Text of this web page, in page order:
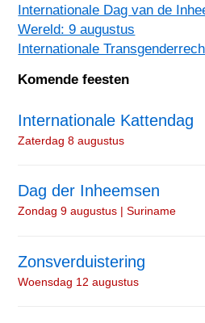
Internationale Dag van de
Wereld: 9 augustus
Internationale
Komende feesten
Internationale Kattendag
Zaterdag 8 augustus
Dag der Inheemsen
Zondag 9 augustus | Suriname
Zonsverduistering
Woensdag 12 augustus